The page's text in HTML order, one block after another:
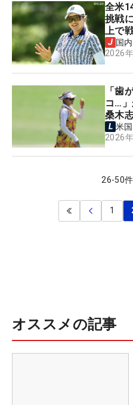
全米
挑戦
上で
国
2026
「歯
コ…
桑木
米
2026
26-50件
1
オススメの記事